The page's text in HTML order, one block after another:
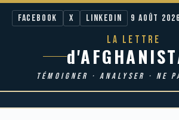
Facebook X LinkedIn 9 AOÛT 2026
LA LETTRE
TÉMOIGNER · ANALYSER · NE